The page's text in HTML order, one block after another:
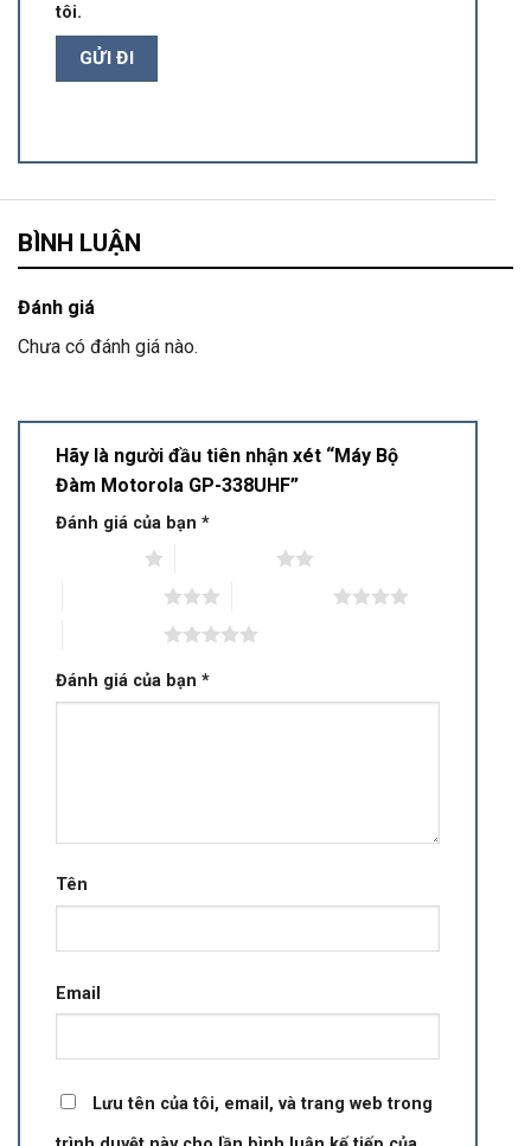
tôi.
BÌNH LUẬN
Đánh giá
Chưa có đánh giá nào.
Hãy là người đầu tiên nhận xét “Máy Bộ
Đàm Motorola GP-338UHF”
Đánh giá của bạn *
Đánh giá của bạn *
Tên
Email
Lưu tên của tôi, email, và trang web trong